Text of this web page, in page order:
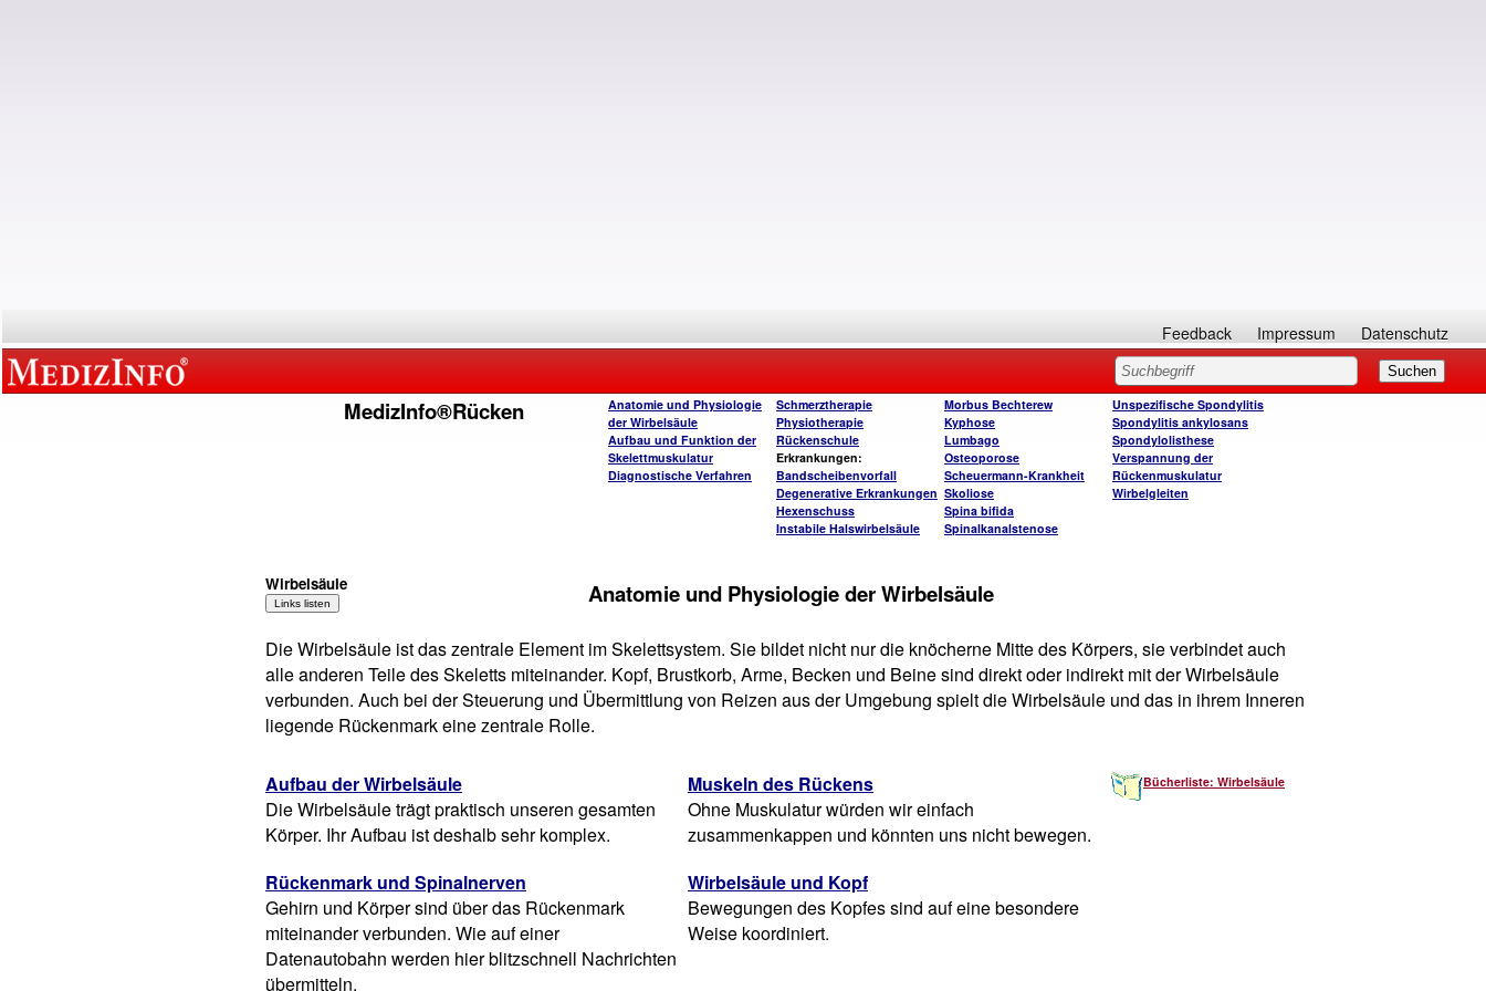
Feedback Impressum Datenschutz
MedizInfo®Rücken
Anatomie und Physiologie
der Wirbelsäule
Aufbau und Funktion der
Skelettmuskulatur
Diagnostische Verfahren
Schmerztherapie
Physiotherapie
Rückenschule
Erkrankungen:
Bandscheibenvorfall
Degenerative Erkrankungen
Hexenschuss
Instabile Halswirbelsäule
Morbus Bechterew
Kyphose
Lumbago
Osteoporose
Scheuermann-Krankheit
Skoliose
Spina bifida
Spinalkanalstenose
Unspezifische Spondylitis
Spondylitis ankylosans
Spondylolisthese
Verspannung der
Rückenmuskulatur
Wirbelgleiten
Wirbelsäule Anatomie und Physiologie der Wirbelsäule
Die Wirbelsäule ist das zentrale Element im Skelettsystem. Sie bildet nicht nur die knöcherne Mitte des Körpers, sie verbindet auch
alle anderen Teile des Skeletts miteinander. Kopf, Brustkorb, Arme, Becken und Beine sind direkt oder indirekt mit der Wirbelsäule
verbunden. Auch bei der Steuerung und Übermittlung von Reizen aus der Umgebung spielt die Wirbelsäule und das in ihrem Inneren
liegende Rückenmark eine zentrale Rolle.
Aufbau der Wirbelsäule
Die Wirbelsäule trägt praktisch unseren gesamten
Körper. Ihr Aufbau ist deshalb sehr komplex.
Muskeln des Rückens
Ohne Muskulatur würden wir einfach
zusammenkappen und könnten uns nicht bewegen.
Bücherliste: Wirbelsäule
Rückenmark und Spinalnerven
Gehirn und Körper sind über das Rückenmark
miteinander verbunden. Wie auf einer
Datenautobahn werden hier blitzschnell Nachrichten
übermitteln.
Wirbelsäule und Kopf
Bewegungen des Kopfes sind auf eine besondere
Weise koordiniert.